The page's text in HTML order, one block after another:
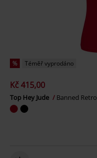
% Téměř vyprodáno
Kč 415,00
Top Hey Jude Banned Retro